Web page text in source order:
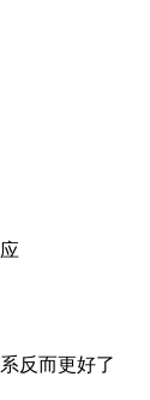
反而更好了